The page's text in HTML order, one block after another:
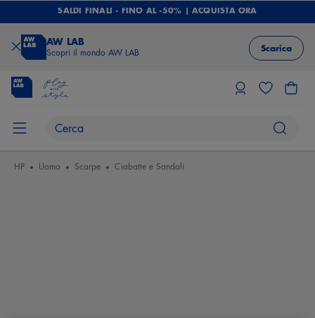
SALDI FINALI - FINO AL -50% | ACQUISTA ORA
AW LAB
Scopri il mondo AW LAB Scarica
HP Uomo Scarpe Ciabatte e Sandali